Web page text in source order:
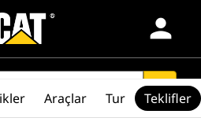
person
search
Araçlar Tur Teklifler